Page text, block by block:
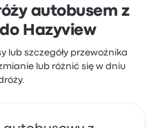
autobusem z
Hazyview
lub szczegóły przewoźnika
lub różnić się w dniu